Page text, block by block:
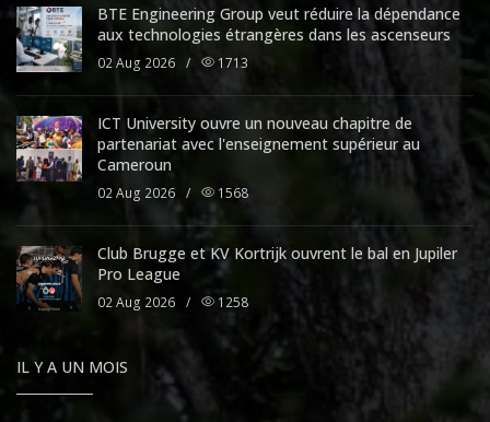
BTE Engineering Group veut réduire la dépendance
aux technologies étrangères dans les ascenseurs
02 Aug 2026 / 1713
ICT University ouvre un nouveau chapitre de
partenariat avec l'enseignement supérieur au
Cameroun
02 Aug 2026 / 1568
Club Brugge et KV Kortrijk ouvrent le bal en Jupiler
Pro League
02 Aug 2026 / 1258
IL Y A UN MOIS